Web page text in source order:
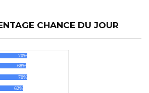
CHANCE DU JOUR